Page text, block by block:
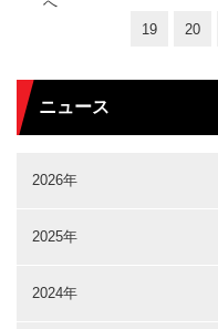
19 20
ニュース
2026年
2025年
2024年